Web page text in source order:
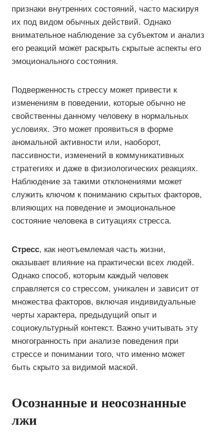
признаки внутренних состояний, часто маскируя
их под видом обычных действий. Однако
внимательное наблюдение за субъектом и анализ
его реакций может раскрыть скрытые аспекты его
эмоционального состояния.
Подверженность стрессу может привести к
изменениям в поведении, которые обычно не
свойственны данному человеку в нормальных
условиях. Это может проявиться в форме
аномальной активности или, наоборот,
пассивности, изменений в коммуникативных
стратегиях и даже в физиологических реакциях.
Наблюдение за такими отклонениями может
служить ключом к пониманию скрытых факторов,
влияющих на поведение и эмоциональное
состояние человека в ситуациях стресса.
Стресс, как неотъемлемая часть жизни,
оказывает влияние на практически всех людей.
Однако способ, которым каждый человек
справляется со стрессом, уникален и зависит от
множества факторов, включая индивидуальные
черты характера, предыдущий опыт и
социокультурный контекст. Важно учитывать эту
многогранность при анализе поведения при
стрессе и понимании того, что именно может
быть скрыто за видимой маской.
Осознанные и неосознанные
лжи